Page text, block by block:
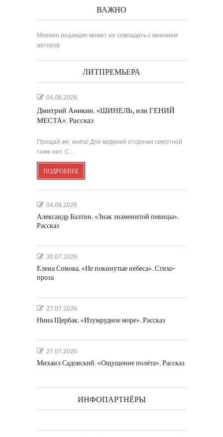
ВАЖНО
Мнение редакции может не совпадать с мнением
авторов
ЛИТПРЕМЬЕРА
04.08.2026
Дмитрий Аникин. «ШИНЕЛЬ, или ГЕНИЙ
МЕСТА». Рассказ
Прощай же, книга! Для видений отсрочки смертной
тоже нет. С…
ПОДРОБНЕЕ
04.08.2026
Александр Балтин. «Знак знаменитой певицы».
Рассказ
30.07.2026
Елена Сомова. «Не покинутые небеса». Стихо-
проза
27.07.2026
Нина Щербак. «Изумрудное море». Рассказ
27.07.2026
Михаил Садовский. «Ощущение полёта». Рассказ
ИНФОПАРТНЁРЫ